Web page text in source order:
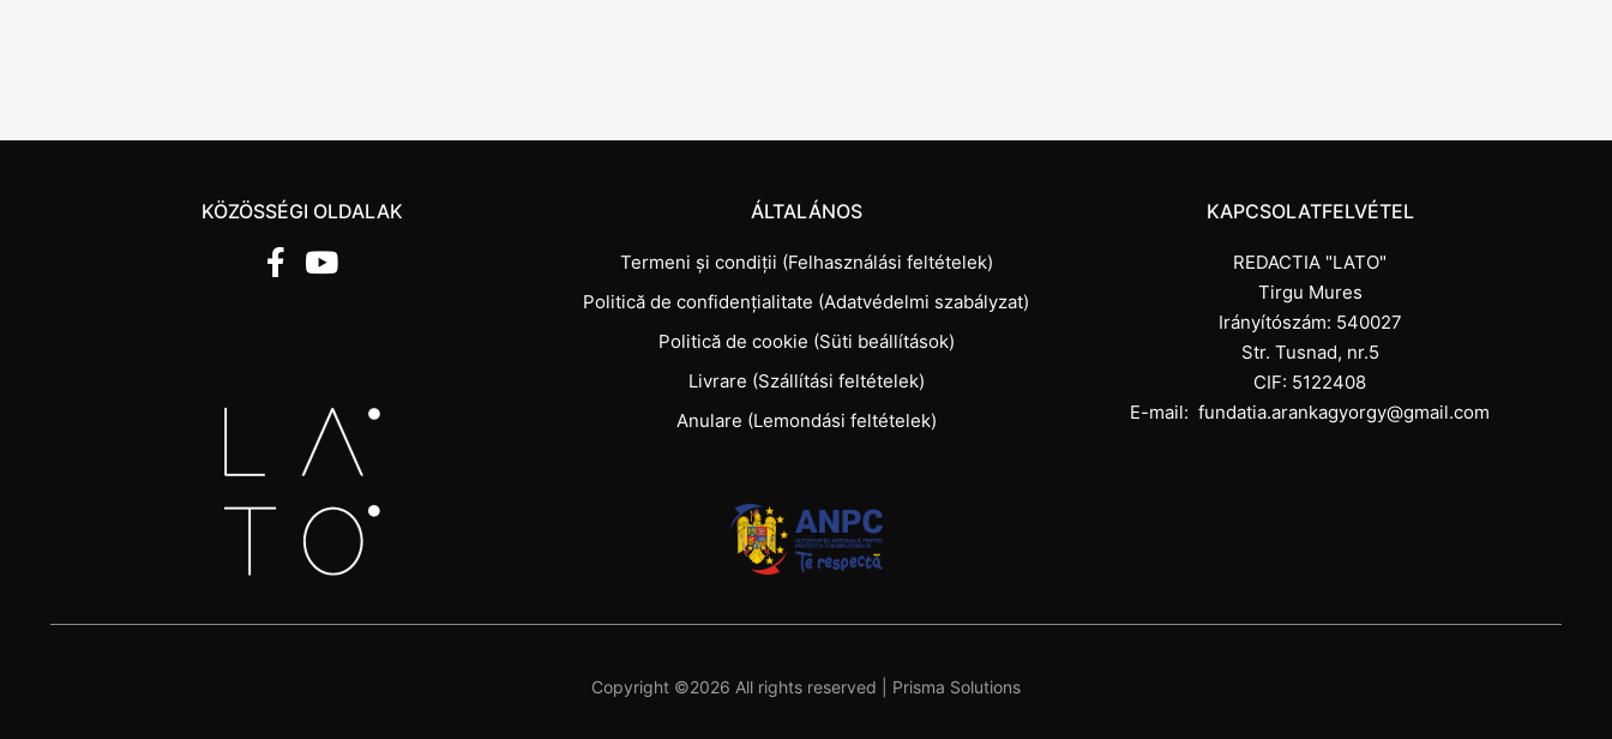
KÖZÖSSÉGI OLDALAK ÁLTALÁNOS
Termeni și condiții (Felhasználási feltételek)
Politică de confidențialitate (Adatvédelmi szabályzat)
Politică de cookie (Süti beállítások)
Livrare (Szállítási feltételek)
Anulare (Lemondási feltételek)
KAPCSOLATFELVÉTEL
REDACTIA "LATO"
Tirgu Mures
Irányítószám: 540027
Str. Tusnad, nr.5
CIF: 5122408
E-mail: fundatia.arankagyorgy@gmail.com
Copyright ©2026 All rights reserved | Prisma Solutions